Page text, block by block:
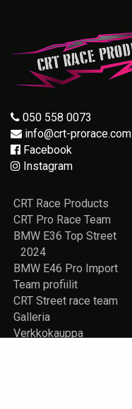
050 558 0073
info@crt-prorace.com
Facebook
Instagram
CRT Race Products
CRT Pro Race Team
BMW E36 Top Street
2024
BMW E46 Pro Import
Team profiilit
CRT Street race team
Galleria
Verkkokauppa